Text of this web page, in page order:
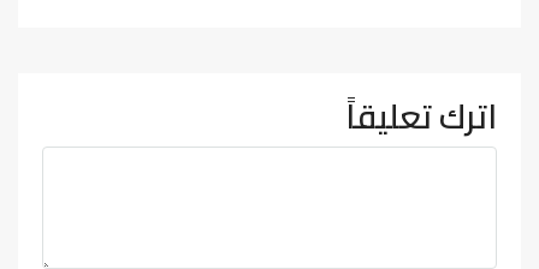
اترك تعليقاً